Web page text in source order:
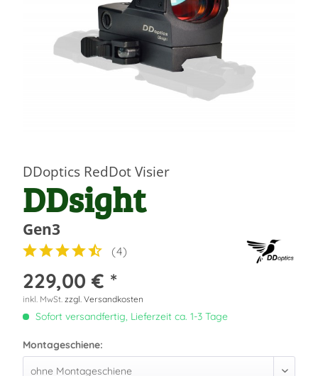
DDoptics RedDot Visier
DDsight
Gen3
(4)
229,00 € *
inkl. MwSt. zzgl. Versandkosten
Sofort versandfertig, Lieferzeit ca. 1-3 Tage
Montageschiene: